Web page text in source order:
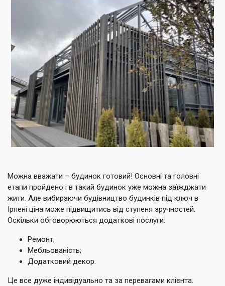
Можна вважати – будинок готовий! Основні та головні
етапи пройдено і в такий будинок уже можна заїжджати
жити. Але вибираючи будівництво будинків під ключ в
Ірпені ціна може підвищитись від ступеня зручностей.
Оскільки обговорюються додаткові послуги:
Ремонт;
Мебльованість;
Додатковий декор.
Це все дуже індивідуально та за перевагами клієнта.